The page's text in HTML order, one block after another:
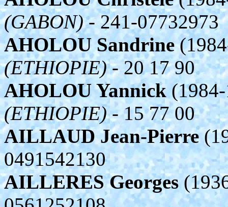
(GABON)- 241-07732973
AHOLOU Sandrine
(ETHIOPIE)- 20 17 90
AHOLOU Yannick
(ETHIOPIE)- 15 77 00
AILLAUD Jean-Pierre
0491542130
AILLERES Georges